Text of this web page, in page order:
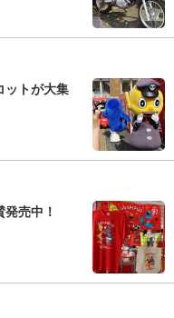
ットが大集
発売中！